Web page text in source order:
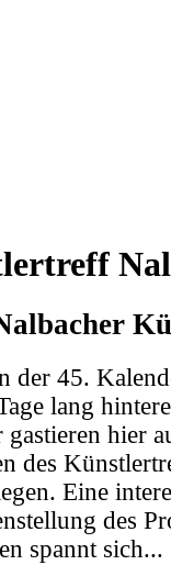
der 45.
lang
hier
des
Eine
des
spannt sich...